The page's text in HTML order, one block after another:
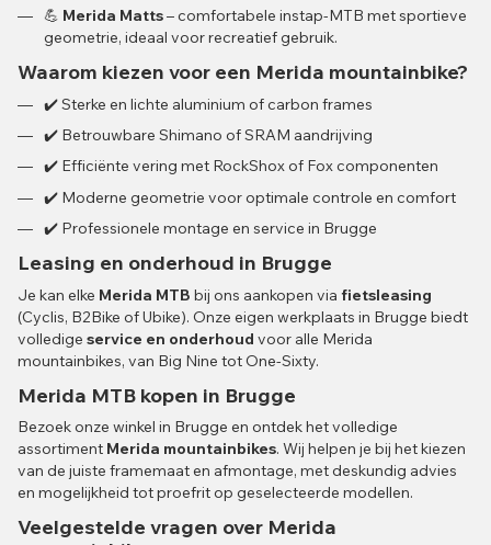
💪 Merida Matts– comfortabele instap-MTB met sportieve
geometrie, ideaal voor recreatief gebruik.
Waarom kiezen voor een Merida mountainbike?
✔️ Sterke en lichte aluminium of carbon frames
✔️ Betrouwbare Shimano of SRAM aandrijving
✔️ Efficiënte vering met RockShox of Fox componenten
✔️ Moderne geometrie voor optimale controle en comfort
✔️ Professionele montage en service in Brugge
Leasing en onderhoud in Brugge
Je kan elke Merida MTB bij ons aankopen via fietsleasing
(Cyclis, B2Bike of Ubike). Onze eigen werkplaats in Brugge biedt
volledige service en onderhoud voor alle Merida
mountainbikes, van Big Nine tot One-Sixty.
Merida MTB kopen in Brugge
Bezoek onze winkel in Brugge en ontdek het volledige
assortiment Merida mountainbikes. Wij helpen je bij het kiezen
van de juiste framemaat en afmontage, met deskundig advies
en mogelijkheid tot proefrit op geselecteerde modellen.
Veelgestelde vragen over Merida